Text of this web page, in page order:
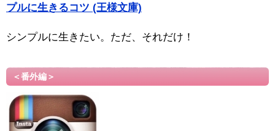
プルに生きるコツ (王様文庫)
シンプルに生きたい。ただ、それだけ！
＜番外編＞